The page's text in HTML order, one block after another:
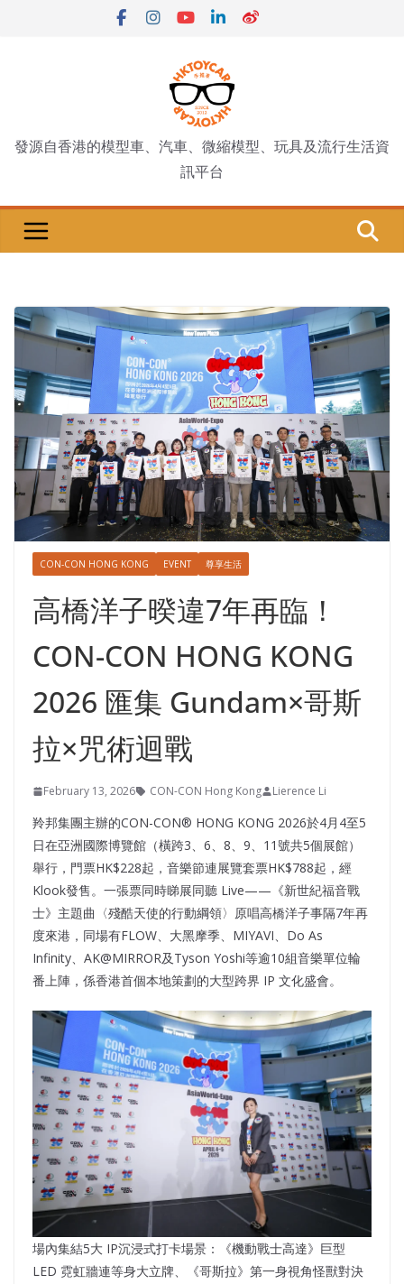
發源自香港的模型車、汽車、微縮模型、玩具及流行生活資
訊平台
CON-CON HONG KONG EVENT 尊享生活
高橋洋子暌違7年再臨！
CON-CON HONG KONG
2026 匯集 Gundam×哥斯
拉×咒術迴戰
February 13, 2026 CON-CON Hong Kong Lierence Li
羚邦集團主辦的CON-CON® HONG KONG 2026於4月4至5
日在亞洲國際博覽館（橫跨3、6、8、9、11號共5個展館）
舉行，門票HK$228起，音樂節連展覽套票HK$788起，經
Klook發售。一張票同時睇展同聽 Live——《新世紀福音戰
士》主題曲〈殘酷天使的行動綱領〉原唱高橋洋子事隔7年再
度來港，同場有FLOW、大黑摩季、MIYAVI、Do As
Infinity、AK@MIRROR及Tyson Yoshi等逾10組音樂單位輪
番上陣，係香港首個本地策劃的大型跨界 IP 文化盛會。
場內集結5大 IP沉浸式打卡場景：《機動戰士高達》巨型
LED 霓虹牆連等身大立牌、《哥斯拉》第一身視角怪獸對決